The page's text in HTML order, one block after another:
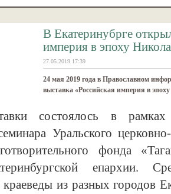
В Екатеринубрге
империя в эпоху
27.05.2019 17:39
24 мая 2019 года в Православном
выставка «Российская империя в
состоялось в рамках
Уральского
фонда
епархии.
краеведы из разных городов